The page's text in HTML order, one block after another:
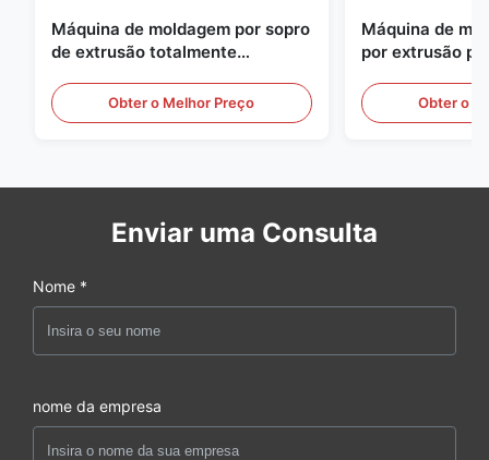
Máquina de moldagem por sopro
de extrusão totalmente
Obter o Melhor Preço
Máquina de
por extrusão
equipamento
moldagem por
Obter o
Enviar uma Consulta
Nome *
nome da empresa